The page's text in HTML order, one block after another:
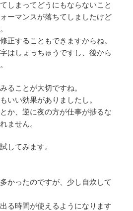
しまってどうにもならないこと
ーマンスが落ちてしましたけど
正することもできますからね。
はしょっちゅうですし、後から
ることが大切ですね。
いい効果がありましたし。
か、逆に夜の方が仕事が捗るな
ません。
してみます。
かったのですが、少し自炊して
る時間が使えるようになります